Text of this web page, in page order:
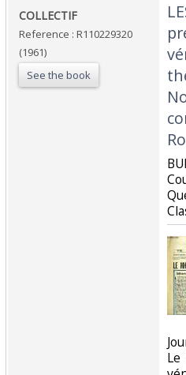
‎COLLECTIF‎
Reference : R110229320
(1961)
See the book